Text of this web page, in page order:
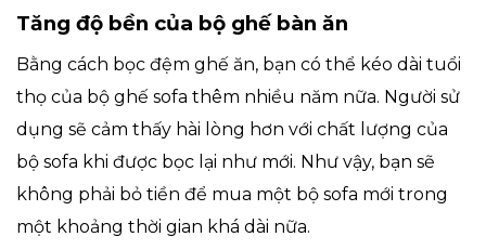
Tăng độ bền của bộ ghế bàn ăn
Bằng cách bọc đệm ghế ăn, bạn có thể kéo dài tuổi
thọ của bộ ghế sofa thêm nhiều năm nữa. Người sử
dụng sẽ cảm thấy hài lòng hơn với chất lượng của
bộ sofa khi được bọc lại như mới. Như vậy, bạn sẽ
không phải bỏ tiền để mua một bộ sofa mới trong
một khoảng thời gian khá dài nữa.